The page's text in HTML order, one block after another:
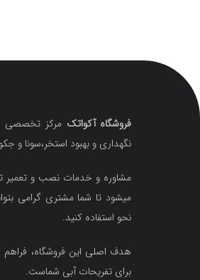
فروشگاه آکواتک مرکز تخصصی
نگهداری و بهبود استخر،سونا و
مشاوره و خدمات نصب و تعمیر
میشود تا شما مشتری گرامی
نحو استفاده کنید.
هدف اصلی این فروشگاه‌،
برای تفریحات آبی شماست.